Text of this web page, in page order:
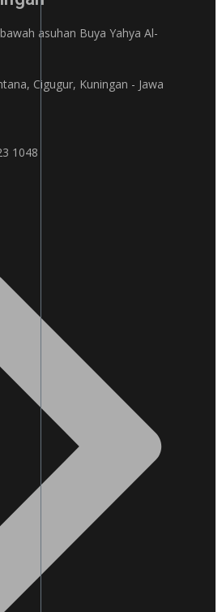
asuhan Buya Yahya Al-
Cigugur, Kuningan - Jawa
1048